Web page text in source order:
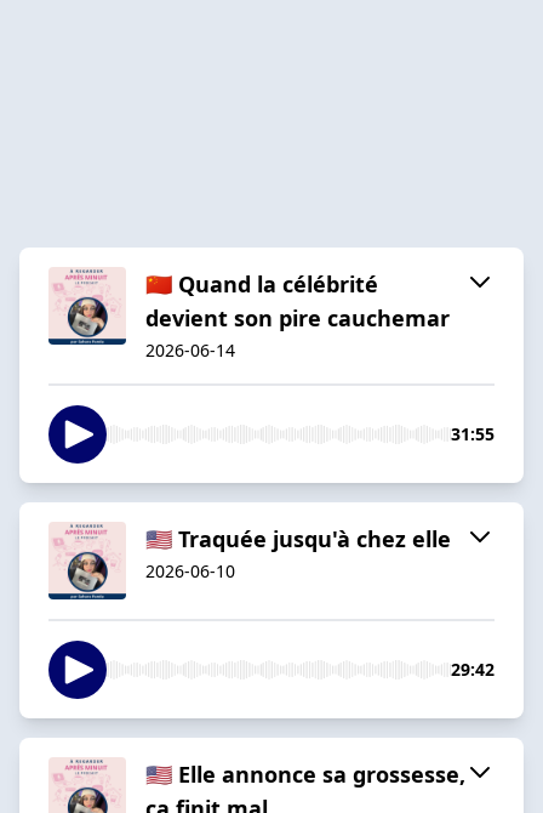
🇨🇳 Quand la célébrité
devient son pire cauchemar
2026-06-14
31:55
🇺🇸 Traquée jusqu'à chez elle
2026-06-10
29:42
🇺🇸 Elle annonce sa grossesse,